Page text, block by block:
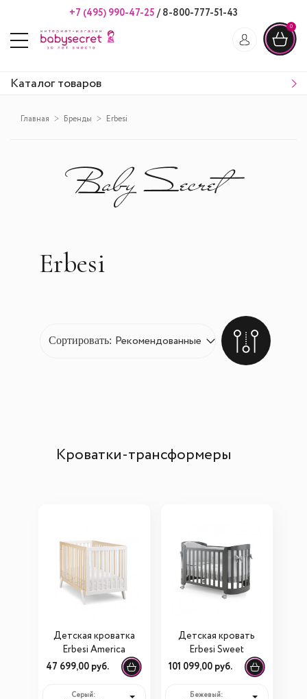
+7 (495) 990-47-25 /8-800-777-51-43
0
Каталог товаров
Главная Бренды Erbesi
Erbesi
Сортировать:
Кроватки-трансформеры
Детская кроватка
Erbesi America
47 699,00 руб.
Серый:
Детская кровать
Erbesi Sweet
101 099,00 руб.
Бежевый: